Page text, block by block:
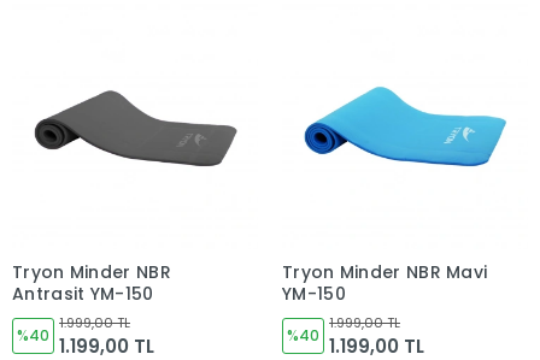
Tryon Minder NBR
Antrasit YM-150
%40
1.999,00 TL
1.199,00 TL
Tryon Minder NBR Mavi
YM-150
%40
1.999,00 TL
1.199,00 TL